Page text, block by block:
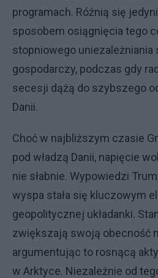
programach. Różnią się
sposobem osiągnięcia tego
stopniowego
gospodarczy, podczas gdy
secesji dążą do szybszego
Danii.
Choć w najbliższym czasie
pod władzą Danii, napięcie
nie słabnie. Wypowiedzi
wyspa stała się kluczowym
geopolitycznej układanki.
zwiększają swoją obecność
argumentując to rosnącą
w Arktyce. Niezależnie od